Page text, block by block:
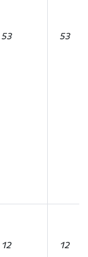
53 53
12 12